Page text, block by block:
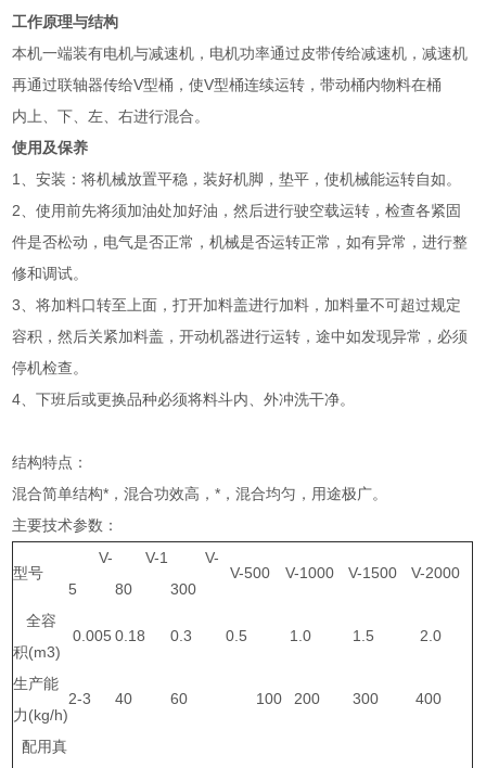
工作原理与结构
本机一端装有电机与减速机，电机功率通过皮带传给减速机，减速机
再通过联轴器传给V型桶，使V型桶连续运转，带动桶内物料在桶
内上、下、左、右进行混合。
使用及保养
1、安装：将机械放置平稳，装好机脚，垫平，使机械能运转自如。
2、使用前先将须加油处加好油，然后进行驶空载运转，检查各紧固
件是否松动，电气是否正常，机械是否运转正常，如有异常，进行整
修和调试。
3、将加料口转至上面，打开加料盖进行加料，加料量不可超过规定
容积，然后关紧加料盖，开动机器进行运转，途中如发现异常，必须
停机检查。
4、下班后或更换品种必须将料斗内、外冲洗干净。
结构特点：
混合简单结构*，混合功效高，*，混合均匀，用途极广。
主要技术参数：
型号
V-
5
V-1
80
V-
300
V-500 V-1000 V-1500 V-2000
全容
积(m3)
0.005 0.18 0.3 0.5 1.0 1.5 2.0
生产能
力(kg/h)
2-3 40 60 100 200 300 400
配用真